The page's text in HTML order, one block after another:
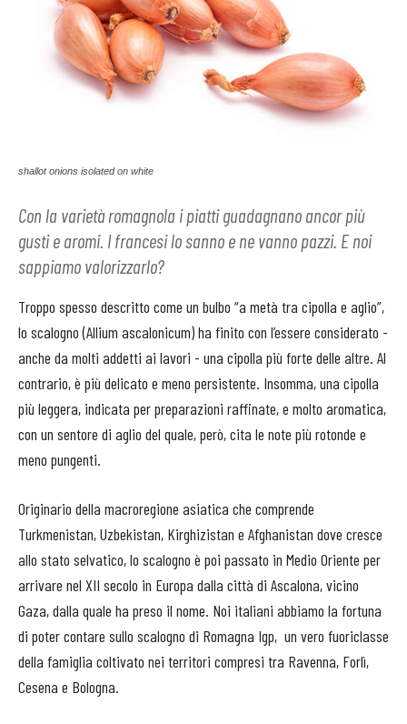
shallot onions isolated on white
Con la varietà romagnola i piatti guadagnano ancor più
gusti e aromi. I francesi lo sanno e ne vanno pazzi. E noi
sappiamo valorizzarlo?
Troppo spesso descritto come un bulbo “a metà tra cipolla e aglio”,
lo scalogno (Allium ascalonicum) ha finito con l’essere considerato -
anche da molti addetti ai lavori - una cipolla più forte delle altre. Al
contrario, è più delicato e meno persistente. Insomma, una cipolla
più leggera, indicata per preparazioni raffinate, e molto aromatica,
con un sentore di aglio del quale, però, cita le note più rotonde e
meno pungenti.
Originario della macroregione asiatica che comprende
Turkmenistan, Uzbekistan, Kirghizistan e Afghanistan dove cresce
allo stato selvatico, lo scalogno è poi passato in Medio Oriente per
arrivare nel XII secolo in Europa dalla città di Ascalona, vicino
Gaza, dalla quale ha preso il nome. Noi italiani abbiamo la fortuna
di poter contare sullo scalogno di Romagna Igp, un vero fuoriclasse
della famiglia coltivato nei territori compresi tra Ravenna, Forlì,
Cesena e Bologna.